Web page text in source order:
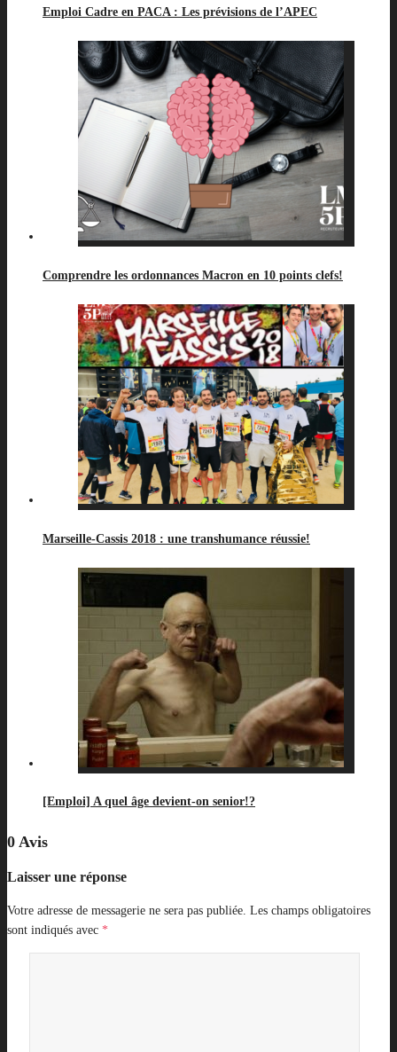
Emploi Cadre en PACA : Les prévisions de l’APEC
Comprendre les ordonnances Macron en 10 points clefs!
Marseille-Cassis 2018 : une transhumance réussie!
[Emploi] A quel âge devient-on senior!?
0 Avis
Laisser une réponse
Votre adresse de messagerie ne sera pas publiée. Les champs obligatoires
sont indiqués avec *